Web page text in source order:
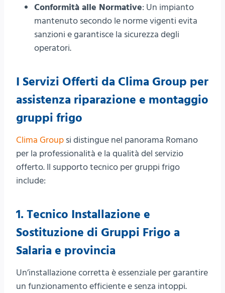
Conformità alle Normative: Un impianto
mantenuto secondo le norme vigenti evita
sanzioni e garantisce la sicurezza degli
operatori.
I Servizi Offerti da Clima Group per
assistenza riparazione e montaggio
gruppi frigo
Clima Group si distingue nel panorama Romano
per la professionalità e la qualità del servizio
offerto. Il supporto tecnico per gruppi frigo
include:
1. Tecnico Installazione e
Sostituzione di Gruppi Frigo a
Salaria e provincia
Un’installazione corretta è essenziale per garantire
un funzionamento efficiente e senza intoppi.